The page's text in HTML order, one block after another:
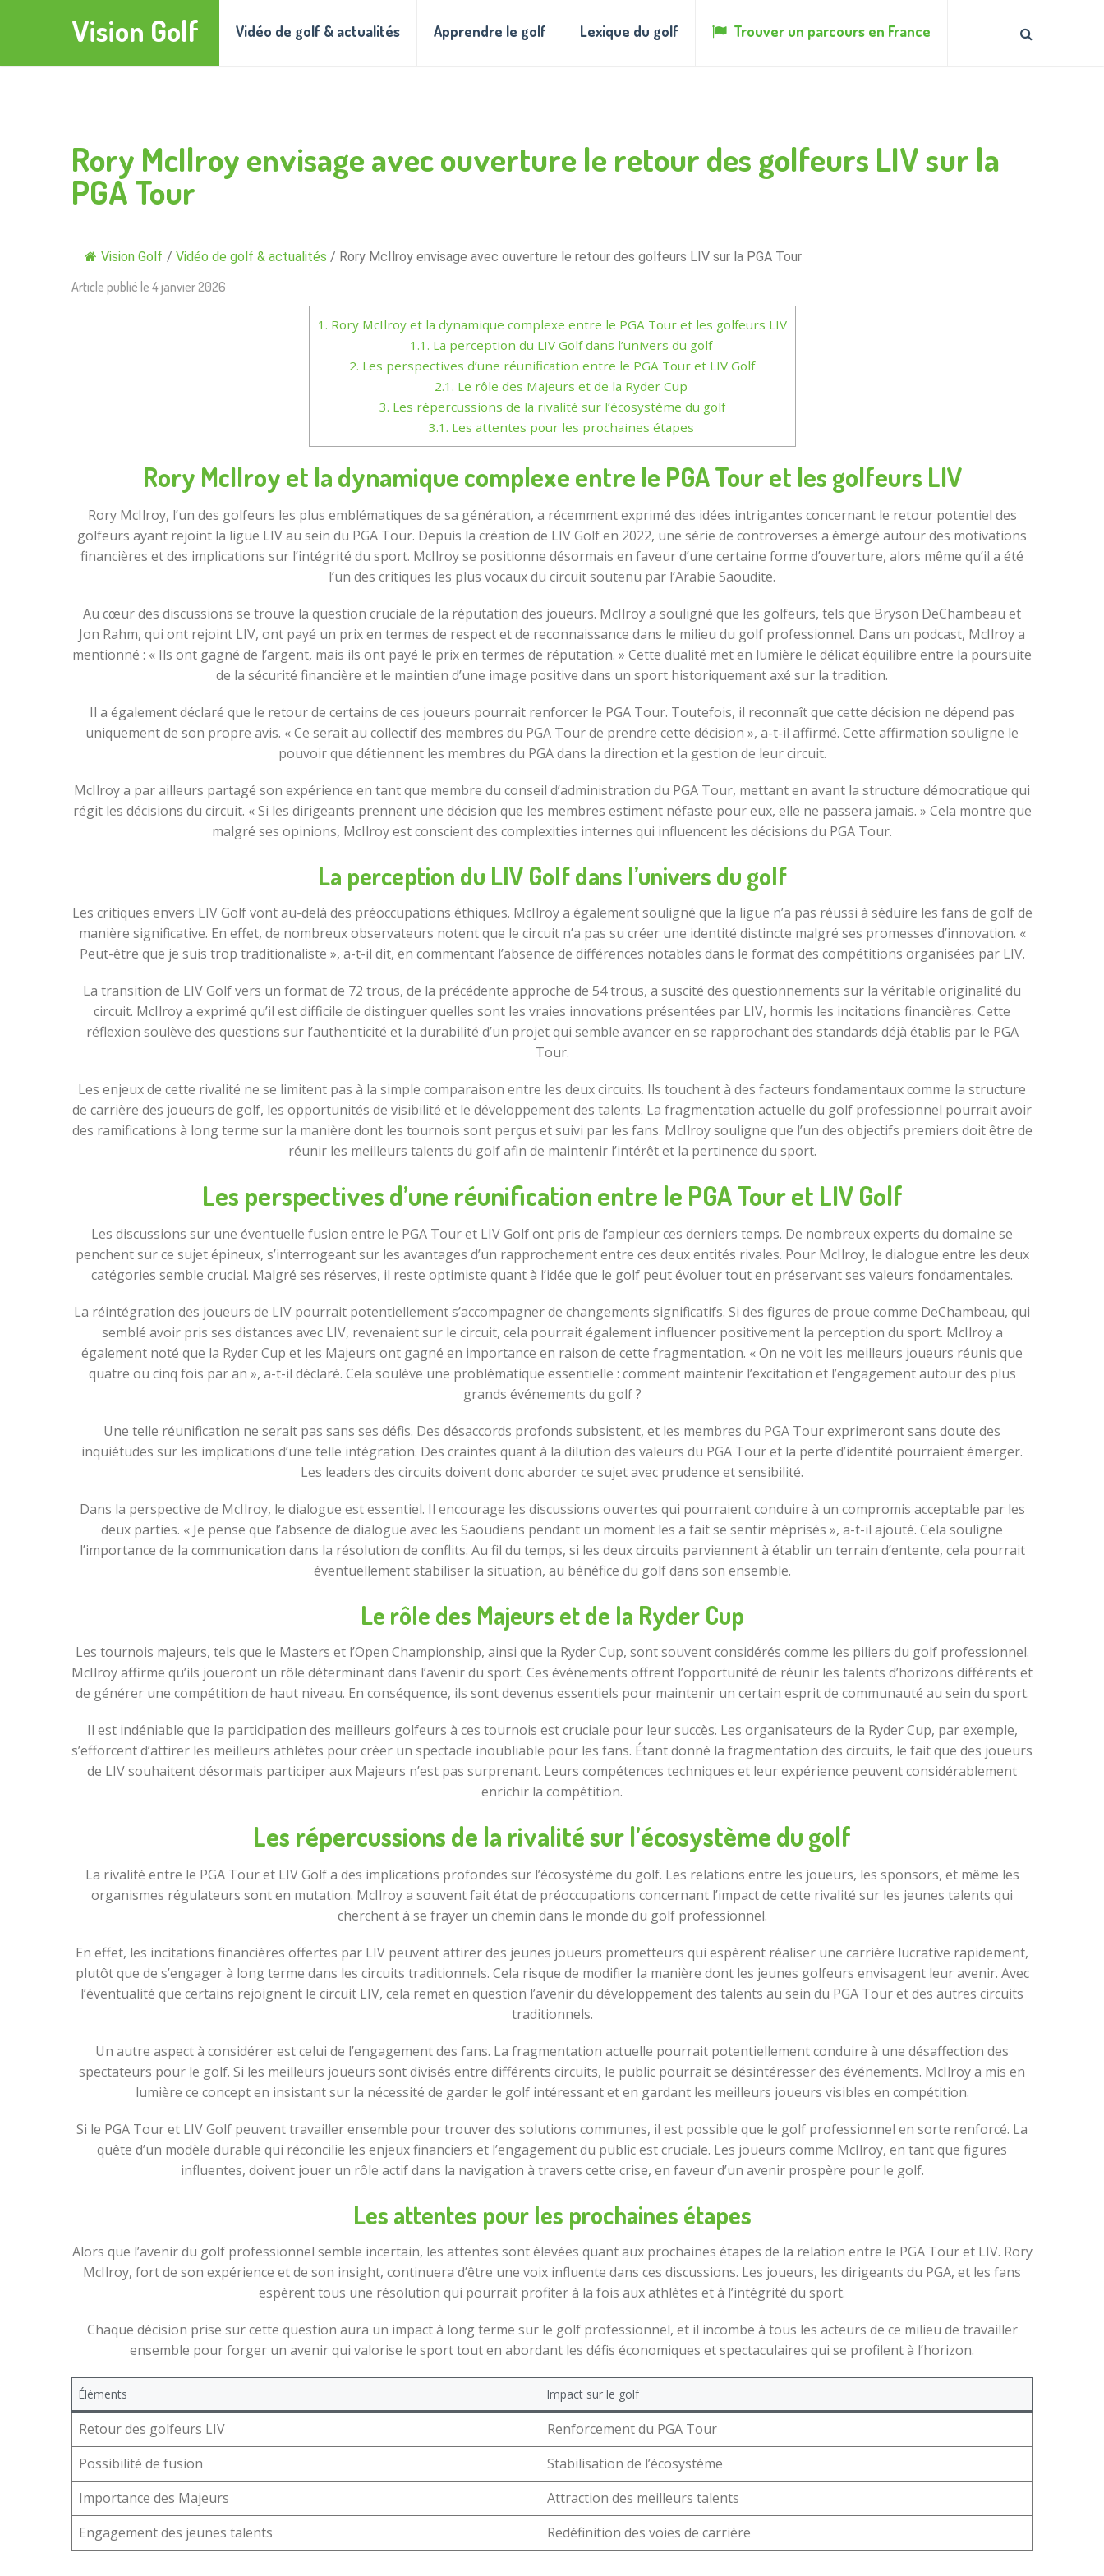
Vision Golf Vidéo de golf & actualités Apprendre le golf Lexique du golf Trouver un parcours en France
Rory McIlroy envisage avec ouverture le retour des golfeurs LIV sur la
PGA Tour
Vision Golf / Vidéo de golf & actualités / Rory McIlroy envisage avec ouverture le retour des golfeurs LIV sur la PGA Tour
Article publié le 4 janvier 2026
1. Rory McIlroy et la dynamique complexe entre le PGA Tour et les golfeurs LIV
1.1. La perception du LIV Golf dans l’univers du golf
2. Les perspectives d’une réunification entre le PGA Tour et LIV Golf
2.1. Le rôle des Majeurs et de la Ryder Cup
3. Les répercussions de la rivalité sur l’écosystème du golf
3.1. Les attentes pour les prochaines étapes
Rory McIlroy et la dynamique complexe entre le PGA Tour et les golfeurs LIV
Rory McIlroy, l’un des golfeurs les plus emblématiques de sa génération, a récemment exprimé des idées intrigantes concernant le retour potentiel des
golfeurs ayant rejoint la ligue LIV au sein du PGA Tour. Depuis la création de LIV Golf en 2022, une série de controverses a émergé autour des motivations
financières et des implications sur l’intégrité du sport. McIlroy se positionne désormais en faveur d’une certaine forme d’ouverture, alors même qu’il a été
l’un des critiques les plus vocaux du circuit soutenu par l’Arabie Saoudite.
Au cœur des discussions se trouve la question cruciale de la réputation des joueurs. McIlroy a souligné que les golfeurs, tels que Bryson DeChambeau et
Jon Rahm, qui ont rejoint LIV, ont payé un prix en termes de respect et de reconnaissance dans le milieu du golf professionnel. Dans un podcast, McIlroy a
mentionné : « Ils ont gagné de l’argent, mais ils ont payé le prix en termes de réputation. » Cette dualité met en lumière le délicat équilibre entre la poursuite
de la sécurité financière et le maintien d’une image positive dans un sport historiquement axé sur la tradition.
Il a également déclaré que le retour de certains de ces joueurs pourrait renforcer le PGA Tour. Toutefois, il reconnaît que cette décision ne dépend pas
uniquement de son propre avis. « Ce serait au collectif des membres du PGA Tour de prendre cette décision », a-t-il affirmé. Cette affirmation souligne le
pouvoir que détiennent les membres du PGA dans la direction et la gestion de leur circuit.
McIlroy a par ailleurs partagé son expérience en tant que membre du conseil d’administration du PGA Tour, mettant en avant la structure démocratique qui
régit les décisions du circuit. « Si les dirigeants prennent une décision que les membres estiment néfaste pour eux, elle ne passera jamais. » Cela montre que
malgré ses opinions, McIlroy est conscient des complexities internes qui influencent les décisions du PGA Tour.
La perception du LIV Golf dans l’univers du golf
Les critiques envers LIV Golf vont au-delà des préoccupations éthiques. McIlroy a également souligné que la ligue n’a pas réussi à séduire les fans de golf de
manière significative. En effet, de nombreux observateurs notent que le circuit n’a pas su créer une identité distincte malgré ses promesses d’innovation. «
Peut-être que je suis trop traditionaliste », a-t-il dit, en commentant l’absence de différences notables dans le format des compétitions organisées par LIV.
La transition de LIV Golf vers un format de 72 trous, de la précédente approche de 54 trous, a suscité des questionnements sur la véritable originalité du
circuit. McIlroy a exprimé qu’il est difficile de distinguer quelles sont les vraies innovations présentées par LIV, hormis les incitations financières. Cette
réflexion soulève des questions sur l’authenticité et la durabilité d’un projet qui semble avancer en se rapprochant des standards déjà établis par le PGA
Tour.
Les enjeux de cette rivalité ne se limitent pas à la simple comparaison entre les deux circuits. Ils touchent à des facteurs fondamentaux comme la structure
de carrière des joueurs de golf, les opportunités de visibilité et le développement des talents. La fragmentation actuelle du golf professionnel pourrait avoir
des ramifications à long terme sur la manière dont les tournois sont perçus et suivi par les fans. McIlroy souligne que l’un des objectifs premiers doit être de
réunir les meilleurs talents du golf afin de maintenir l’intérêt et la pertinence du sport.
Les perspectives d’une réunification entre le PGA Tour et LIV Golf
Les discussions sur une éventuelle fusion entre le PGA Tour et LIV Golf ont pris de l’ampleur ces derniers temps. De nombreux experts du domaine se
penchent sur ce sujet épineux, s’interrogeant sur les avantages d’un rapprochement entre ces deux entités rivales. Pour McIlroy, le dialogue entre les deux
catégories semble crucial. Malgré ses réserves, il reste optimiste quant à l’idée que le golf peut évoluer tout en préservant ses valeurs fondamentales.
La réintégration des joueurs de LIV pourrait potentiellement s’accompagner de changements significatifs. Si des figures de proue comme DeChambeau, qui
semblé avoir pris ses distances avec LIV, revenaient sur le circuit, cela pourrait également influencer positivement la perception du sport. McIlroy a
également noté que la Ryder Cup et les Majeurs ont gagné en importance en raison de cette fragmentation. « On ne voit les meilleurs joueurs réunis que
quatre ou cinq fois par an », a-t-il déclaré. Cela soulève une problématique essentielle : comment maintenir l’excitation et l’engagement autour des plus
grands événements du golf ?
Une telle réunification ne serait pas sans ses défis. Des désaccords profonds subsistent, et les membres du PGA Tour exprimeront sans doute des
inquiétudes sur les implications d’une telle intégration. Des craintes quant à la dilution des valeurs du PGA Tour et la perte d’identité pourraient émerger.
Les leaders des circuits doivent donc aborder ce sujet avec prudence et sensibilité.
Dans la perspective de McIlroy, le dialogue est essentiel. Il encourage les discussions ouvertes qui pourraient conduire à un compromis acceptable par les
deux parties. « Je pense que l’absence de dialogue avec les Saoudiens pendant un moment les a fait se sentir méprisés », a-t-il ajouté. Cela souligne
l’importance de la communication dans la résolution de conflits. Au fil du temps, si les deux circuits parviennent à établir un terrain d’entente, cela pourrait
éventuellement stabiliser la situation, au bénéfice du golf dans son ensemble.
Le rôle des Majeurs et de la Ryder Cup
Les tournois majeurs, tels que le Masters et l’Open Championship, ainsi que la Ryder Cup, sont souvent considérés comme les piliers du golf professionnel.
McIlroy affirme qu’ils joueront un rôle déterminant dans l’avenir du sport. Ces événements offrent l’opportunité de réunir les talents d’horizons différents et
de générer une compétition de haut niveau. En conséquence, ils sont devenus essentiels pour maintenir un certain esprit de communauté au sein du sport.
Il est indéniable que la participation des meilleurs golfeurs à ces tournois est cruciale pour leur succès. Les organisateurs de la Ryder Cup, par exemple,
s’efforcent d’attirer les meilleurs athlètes pour créer un spectacle inoubliable pour les fans. Étant donné la fragmentation des circuits, le fait que des joueurs
de LIV souhaitent désormais participer aux Majeurs n’est pas surprenant. Leurs compétences techniques et leur expérience peuvent considérablement
enrichir la compétition.
Les répercussions de la rivalité sur l’écosystème du golf
La rivalité entre le PGA Tour et LIV Golf a des implications profondes sur l’écosystème du golf. Les relations entre les joueurs, les sponsors, et même les
organismes régulateurs sont en mutation. McIlroy a souvent fait état de préoccupations concernant l’impact de cette rivalité sur les jeunes talents qui
cherchent à se frayer un chemin dans le monde du golf professionnel.
En effet, les incitations financières offertes par LIV peuvent attirer des jeunes joueurs prometteurs qui espèrent réaliser une carrière lucrative rapidement,
plutôt que de s’engager à long terme dans les circuits traditionnels. Cela risque de modifier la manière dont les jeunes golfeurs envisagent leur avenir. Avec
l’éventualité que certains rejoignent le circuit LIV, cela remet en question l’avenir du développement des talents au sein du PGA Tour et des autres circuits
traditionnels.
Un autre aspect à considérer est celui de l’engagement des fans. La fragmentation actuelle pourrait potentiellement conduire à une désaffection des
spectateurs pour le golf. Si les meilleurs joueurs sont divisés entre différents circuits, le public pourrait se désintéresser des événements. McIlroy a mis en
lumière ce concept en insistant sur la nécessité de garder le golf intéressant et en gardant les meilleurs joueurs visibles en compétition.
Si le PGA Tour et LIV Golf peuvent travailler ensemble pour trouver des solutions communes, il est possible que le golf professionnel en sorte renforcé. La
quête d’un modèle durable qui réconcilie les enjeux financiers et l’engagement du public est cruciale. Les joueurs comme McIlroy, en tant que figures
influentes, doivent jouer un rôle actif dans la navigation à travers cette crise, en faveur d’un avenir prospère pour le golf.
Les attentes pour les prochaines étapes
Alors que l’avenir du golf professionnel semble incertain, les attentes sont élevées quant aux prochaines étapes de la relation entre le PGA Tour et LIV. Rory
McIlroy, fort de son expérience et de son insight, continuera d’être une voix influente dans ces discussions. Les joueurs, les dirigeants du PGA, et les fans
espèrent tous une résolution qui pourrait profiter à la fois aux athlètes et à l’intégrité du sport.
Chaque décision prise sur cette question aura un impact à long terme sur le golf professionnel, et il incombe à tous les acteurs de ce milieu de travailler
ensemble pour forger un avenir qui valorise le sport tout en abordant les défis économiques et spectaculaires qui se profilent à l’horizon.
Éléments Impact sur le golf
Retour des golfeurs LIV
Renforcement du PGA Tour
Possibilité de fusion
Stabilisation de l’écosystème
Importance des Majeurs
Attraction des meilleurs talents
Engagement des jeunes talents
Redéfinition des voies de carrière